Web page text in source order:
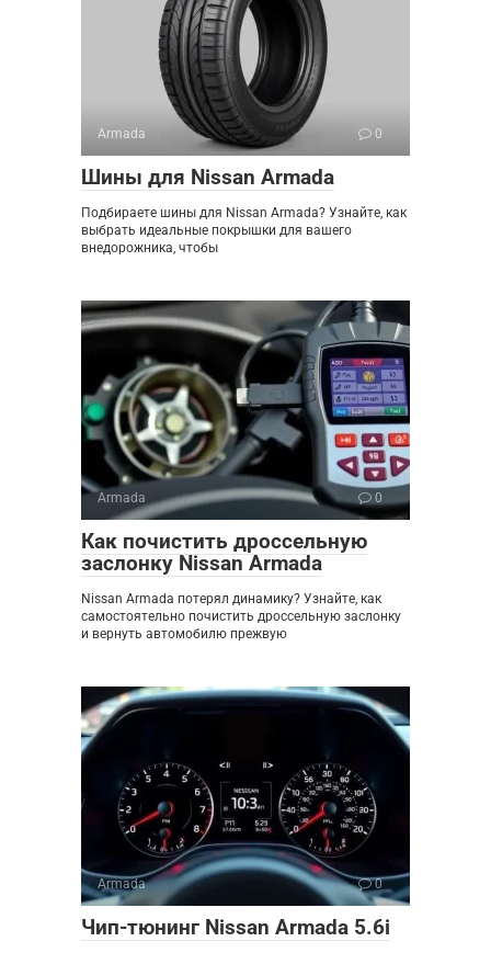
Armada 0
Шины для Nissan Armada
Подбираете шины для Nissan Armada? Узнайте, как
выбрать идеальные покрышки для вашего
внедорожника, чтобы
Armada 0
Как почистить дроссельную
заслонку Nissan Armada
Nissan Armada потерял динамику? Узнайте, как
самостоятельно почистить дроссельную заслонку
и вернуть автомобилю прежвую
Armada 0
Чип-тюнинг Nissan Armada 5.6i